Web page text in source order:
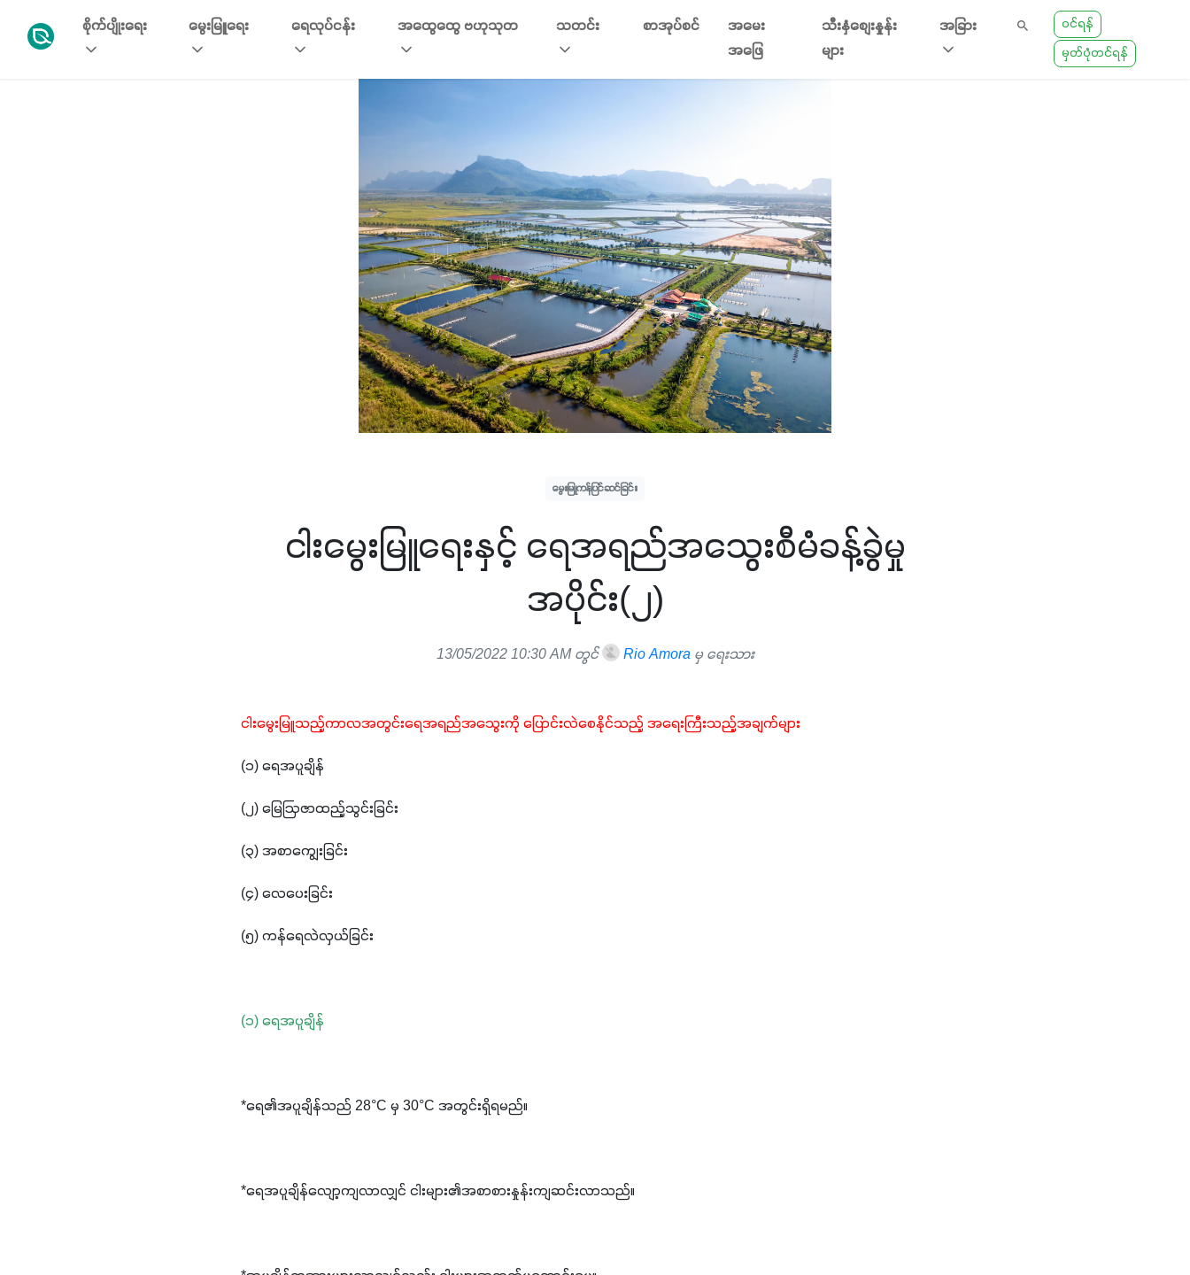
စိုက်ပျိုးရေး မွေးမြူရေး ရေလုပ်ငန်း အထွေထွေ ဗဟုသုတ သတင်း စာအုပ်စင်
အမေး
အဖြေ
သီးနှံစျေးနှုန်း
များ
အခြား
ဝင်ရန်
မှတ်ပုံတင်ရန်
မွေးမြူကန်ပြင်ဆင်ခြင်း
ငါးမွေးမြူရေးနှင့် ရေအရည်အသွေးစီမံခန့်ခွဲမှု
အပိုင်း(၂)
13/05/2022 10:30 AM တွင် Rio Amoraမှ ရေးသား
ငါးမွေးမြူသည့်ကာလအတွင်းရေအရည်အသွေးကို ပြောင်းလဲစေနိုင်သည့် အရေးကြီးသည့်အချက်များ
(၁) ရေအပူချိန်
(၂) မြေဩဇာထည့်သွင်းခြင်း
(၃) အစာကျွေးခြင်း
(၄) လေပေးခြင်း
(၅) ကန်ရေလဲလှယ်ခြင်း
(၁) ရေအပူချိန်
*ရေ၏အပူချိန်သည် 28°C မှ 30°C အတွင်းရှိရမည်။
*ရေအပူချိန်လျော့ကျလာလျှင် ငါးများ၏အစာစားနှုန်းကျဆင်းလာသည်။